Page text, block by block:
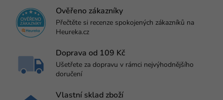
Ověřeno zákazníky
Přečtěte si recenze spokojených zákazníků na
Heureka.cz
Doprava od 109 Kč
Ušetřete za dopravu v rámci nejvýhodnějšího
doručení
Vlastní sklad zboží